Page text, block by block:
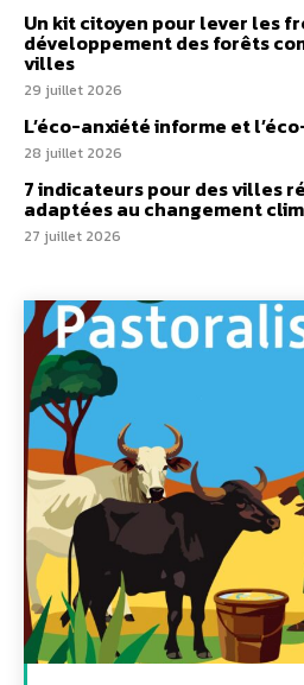
Un kit citoyen pour lever les
développement des forêts
villes
29 juillet 2026
L’éco-anxiété informe et
28 juillet 2026
7 indicateurs pour des villes
adaptées au changement
27 juillet 2026